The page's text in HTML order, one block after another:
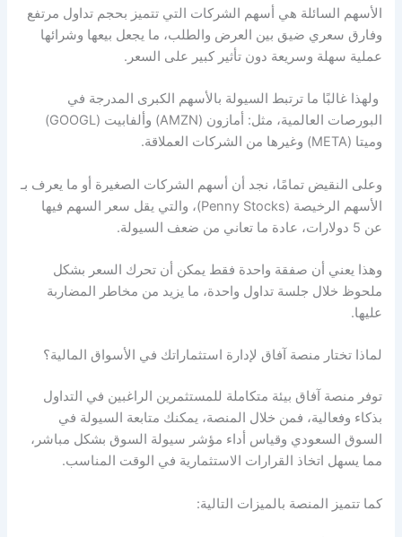
الأسهم السائلة هي أسهم الشركات التي تتميز بحجم تداول مرتفع
وفارق سعري ضيق بين العرض والطلب، ما يجعل بيعها وشرائها
عملية سهلة وسريعة دون تأثير كبير على السعر.
ولهذا غالبًا ما ترتبط السيولةبالأسهم الكبرى المدرجة في
البورصات العالمية، مثل: أمازون (AMZN) وألفابيت (GOOGL)
وميتا (META) وغيرها من الشركات العملاقة.
وعلى النقيض تمامًا، نجد أن أسهم الشركات الصغيرة أو ما يعرف بـ
الأسهم الرخيصة (Penny Stocks)، والتي يقل سعر السهم فيها
عن 5 دولارات، عادة ما تعاني من ضعف
السيولة.
وهذا يعني أن صفقة واحدة فقط يمكن أن تحرك السعر بشكل
ملحوظ خلال جلسة تداول واحدة، ما يزيد من مخاطر المضاربة
عليها.
لماذا تختار منصة آفاق لإدارة استثماراتك في الأسواق المالية؟
توفر منصة آفاق بيئة متكاملة للمستثمرين الراغبين في التداول
بذكاء وفعالية، فمن خلال المنصة، يمكنك متابعة السيولة في
السوق السعوديوقياس أداء مؤشر سيولة السوقبشكل مباشر،
مما يسهل اتخاذ القرارات الاستثمارية في الوقت المناسب.
كما تتميز المنصة بالميزات التالية: